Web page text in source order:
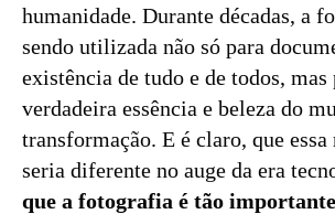
humanidade. Durante décadas, a
sendo utilizada não só para
existência de tudo e de todos, mas
verdadeira essência e beleza do
transformação. E é claro, que essa
seria diferente no auge da era
que a fotografia é tão